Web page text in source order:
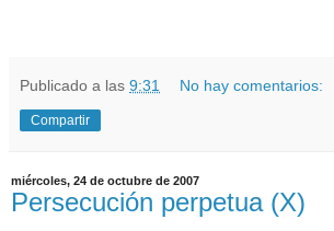
Publicado a las 9:31 No hay comentarios:
Compartir
miércoles, 24 de octubre de 2007
Persecución perpetua (X)